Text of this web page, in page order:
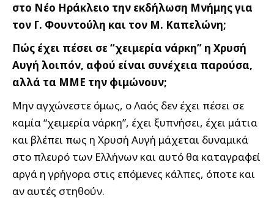
στο Νέο Ηράκλειο την εκδήλωση Μνήμης για
τον Γ. Φουντούλη και τον Μ. Καπελώνη;
Πώς έχει πέσει σε “χειμερία νάρκη” η Χρυσή
Αυγή λοιπόν, αφού είναι συνέχεια παρούσα,
αλλά τα ΜΜΕ την φιμώνουν;
Μην αγχώνεστε όμως, ο Λαός δεν έχει πέσει σε
καμία “χειμερία νάρκη”, έχει ξυπνήσει, έχει μάτια
και βλέπει πως η Χρυσή Αυγή μάχεται δυναμικά
στο πλευρό των Ελλήνων και αυτό θα καταγραφεί
αργά η γρήγορα στις επόμενες κάλπες, όποτε και
αν αυτές στηθούν.